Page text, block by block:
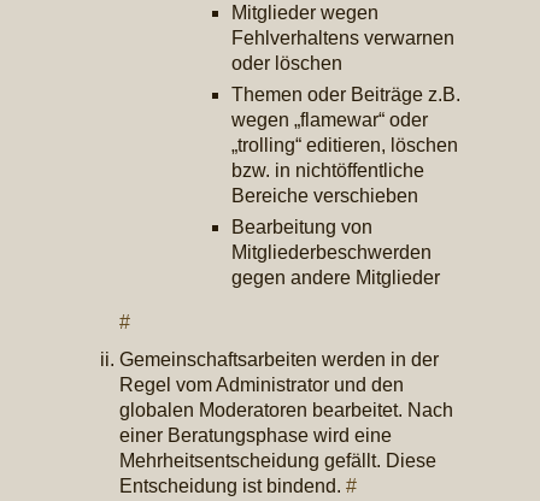
Mitglieder wegen
Fehlverhaltens verwarnen
oder löschen
Themen oder Beiträge z.B.
wegen „flamewar“ oder
„trolling“ editieren, löschen
bzw. in nichtöffentliche
Bereiche verschieben
Bearbeitung von
Mitgliederbeschwerden
gegen andere Mitglieder
#
Gemeinschaftsarbeiten werden in der
Regel vom Administrator und den
globalen Moderatoren bearbeitet. Nach
einer Beratungsphase wird eine
Mehrheitsentscheidung gefällt. Diese
Entscheidung ist bindend. #